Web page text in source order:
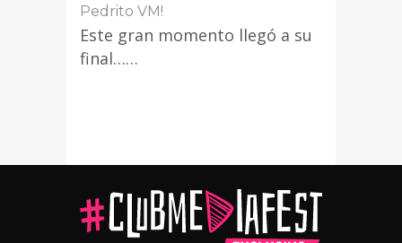
Pedrito VM!
Este gran momento llegó a su
final……